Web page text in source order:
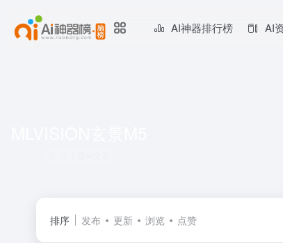
AI神器排行榜 AI
排序 发布 更新 浏览 点赞